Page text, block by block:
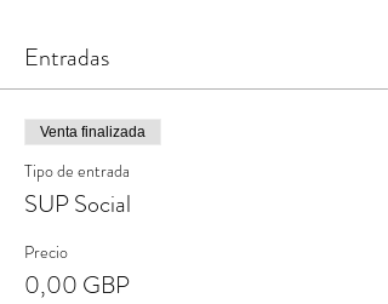
Entradas
Venta finalizada
Tipo de entrada
SUP Social
Precio
0,00 GBP